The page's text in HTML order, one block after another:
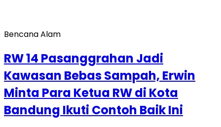
Bencana Alam
RW 14 Pasanggrahan Jadi
Kawasan Bebas Sampah, Erwin
Minta Para Ketua RW di Kota
Bandung Ikuti Contoh Baik Ini